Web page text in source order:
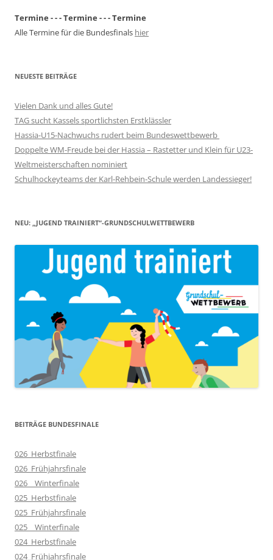
Termine - - - Termine - - - Termine
Alle Termine für die Bundesfinals hier
NEUESTE BEITRÄGE
Vielen Dank und alles Gute!
TAG sucht Kassels sportlichsten Erstklässler
Hassia-U15-Nachwuchs rudert beim Bundeswettbewerb
Doppelte WM-Freude bei der Hassia – Rastetter und Klein für U23-
Weltmeisterschaften nominiert
Schulhockeyteams der Karl-Rehbein-Schule werden Landessieger!
NEU: „JUGEND TRAINIERT“-GRUNDSCHULWETTBEWERB
BEITRÄGE BUNDESFINALE
026_Herbstfinale
026_Frühjahrsfinale
026__Winterfinale
025_Herbstfinale
025_Frühjahrsfinale
025__Winterfinale
024_Herbstfinale
024_Frühjahrsfinale